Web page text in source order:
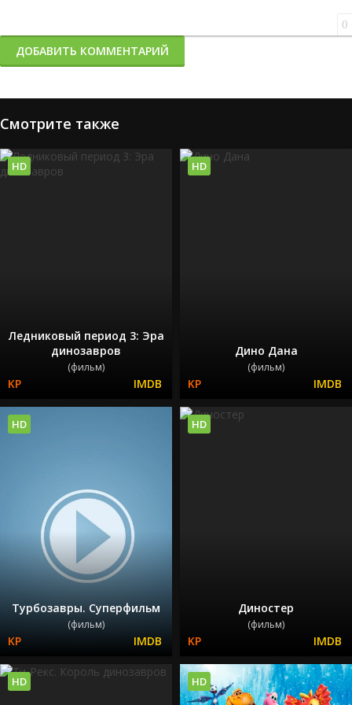
0
ДОБАВИТЬ КОММЕНТАРИЙ
Смотрите также
Ледниковый период 3: Эра
динозавров
(фильм)
HD
Дино Дана
(фильм)
HD
Турбозавры. Суперфильм
(фильм)
HD
Диностер
(фильм)
HD
HD HD